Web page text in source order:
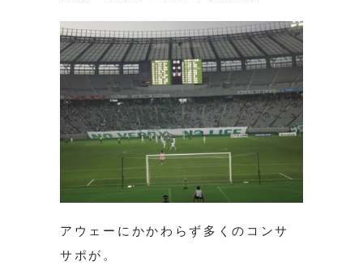
アウェーにかかわらず多くのコンサ
サポが。